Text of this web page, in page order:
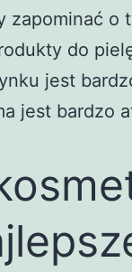
zapominać o
do
jest
jest bardzo